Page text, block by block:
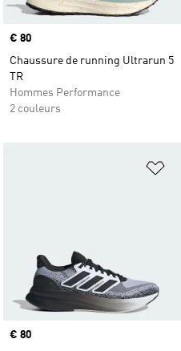
Prix
€ 80
Chaussure de running Ultrarun 5
TR
Hommes Performance
2 couleurs
à la Liste de produits
Prix
€ 80